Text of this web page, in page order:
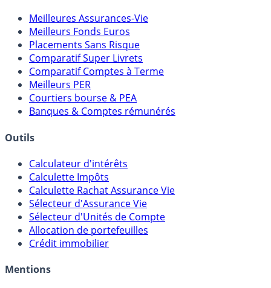
Meilleures Assurances-Vie
Meilleurs Fonds Euros
Placements Sans Risque
Comparatif Super Livrets
Comparatif Comptes à Terme
Meilleurs PER
Courtiers bourse & PEA
Banques & Comptes rémunérés
Outils
Calculateur d'intérêts
Calculette Impôts
Calculette Rachat Assurance Vie
Sélecteur d'Assurance Vie
Sélecteur d'Unités de Compte
Allocation de portefeuilles
Crédit immobilier
Mentions